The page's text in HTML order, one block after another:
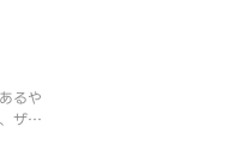
るや
ザク